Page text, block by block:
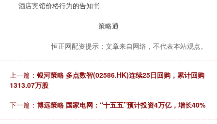
酒店宾馆价格行为的告知书
策略通
恒正网配资提示：文章来自网络，不代表本站观点。
上一篇： 银河策略 多点数智(02586.HK)连续25日回购，累计回购
1313.07万股
下一篇： 博远策略 国家电网：“十五五”预计投资4万亿，增长40%